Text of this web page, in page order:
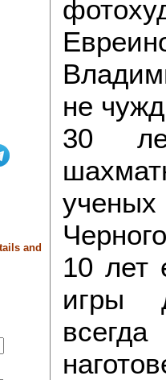
не
30
10 лет
игры